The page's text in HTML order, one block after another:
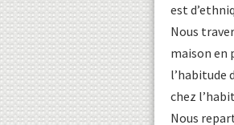
est
Nous
maison en
l’habitude
chez
Nous